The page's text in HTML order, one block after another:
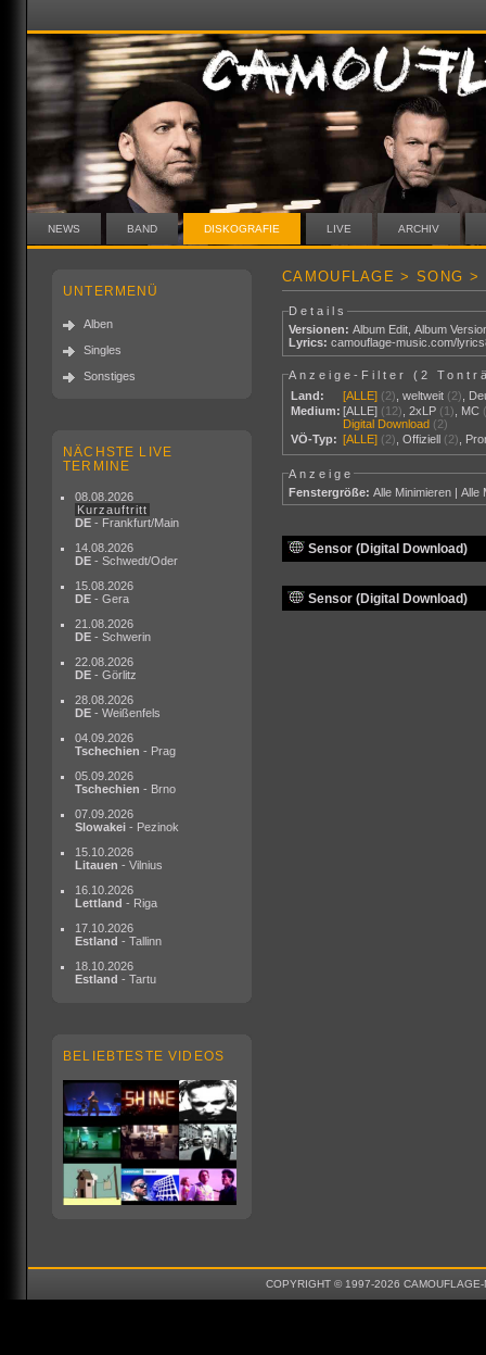
NEWS BAND DISKOGRAFIE LIVE ARCHIV
UNTERMENÜ
Alben
Singles
Sonstiges
NÄCHSTE LIVE
TERMINE
08.08.2026
Kurzauftritt
DE - Frankfurt/Main
14.08.2026
DE - Schwedt/Oder
15.08.2026
DE - Gera
21.08.2026
DE - Schwerin
22.08.2026
DE - Görlitz
28.08.2026
DE - Weißenfels
04.09.2026
Tschechien - Prag
05.09.2026
Tschechien - Brno
07.09.2026
Slowakei - Pezinok
15.10.2026
Litauen - Vilnius
16.10.2026
Lettland - Riga
17.10.2026
Estland - Tallinn
18.10.2026
Estland - Tartu
BELIEBTESTE VIDEOS
CAMOUFLAGE > SONG
Details
Versionen: Album Edit,Album
Lyrics: camouflage-music.com/
Anzeige-Filter (2
Land:
[ALLE] (2) ,weltweit (2)
Medium: [ALLE] (12) ,2xLP (1) MC
Digital Download (2)
VÖ-Typ: [ALLE] (2) ,Offiziell (2)
Anzeige
Fenstergröße: Alle Minimieren |Alle
Sensor (Digital Download)
Sensor (Digital Download)
COPYRIGHT © 1997-2026 CAMOUFLAGE-